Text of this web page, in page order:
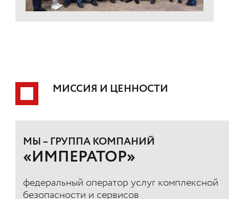
МИССИЯ И ЦЕННОСТИ
МЫ – ГРУППА КОМПАНИЙ
«ИМПЕРАТОР»
федеральный оператор услуг комплексной
безопасности и сервисов